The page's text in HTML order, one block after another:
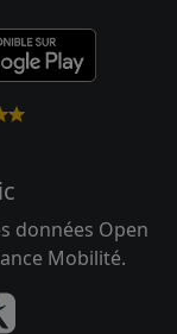
données Open
Mobilité.